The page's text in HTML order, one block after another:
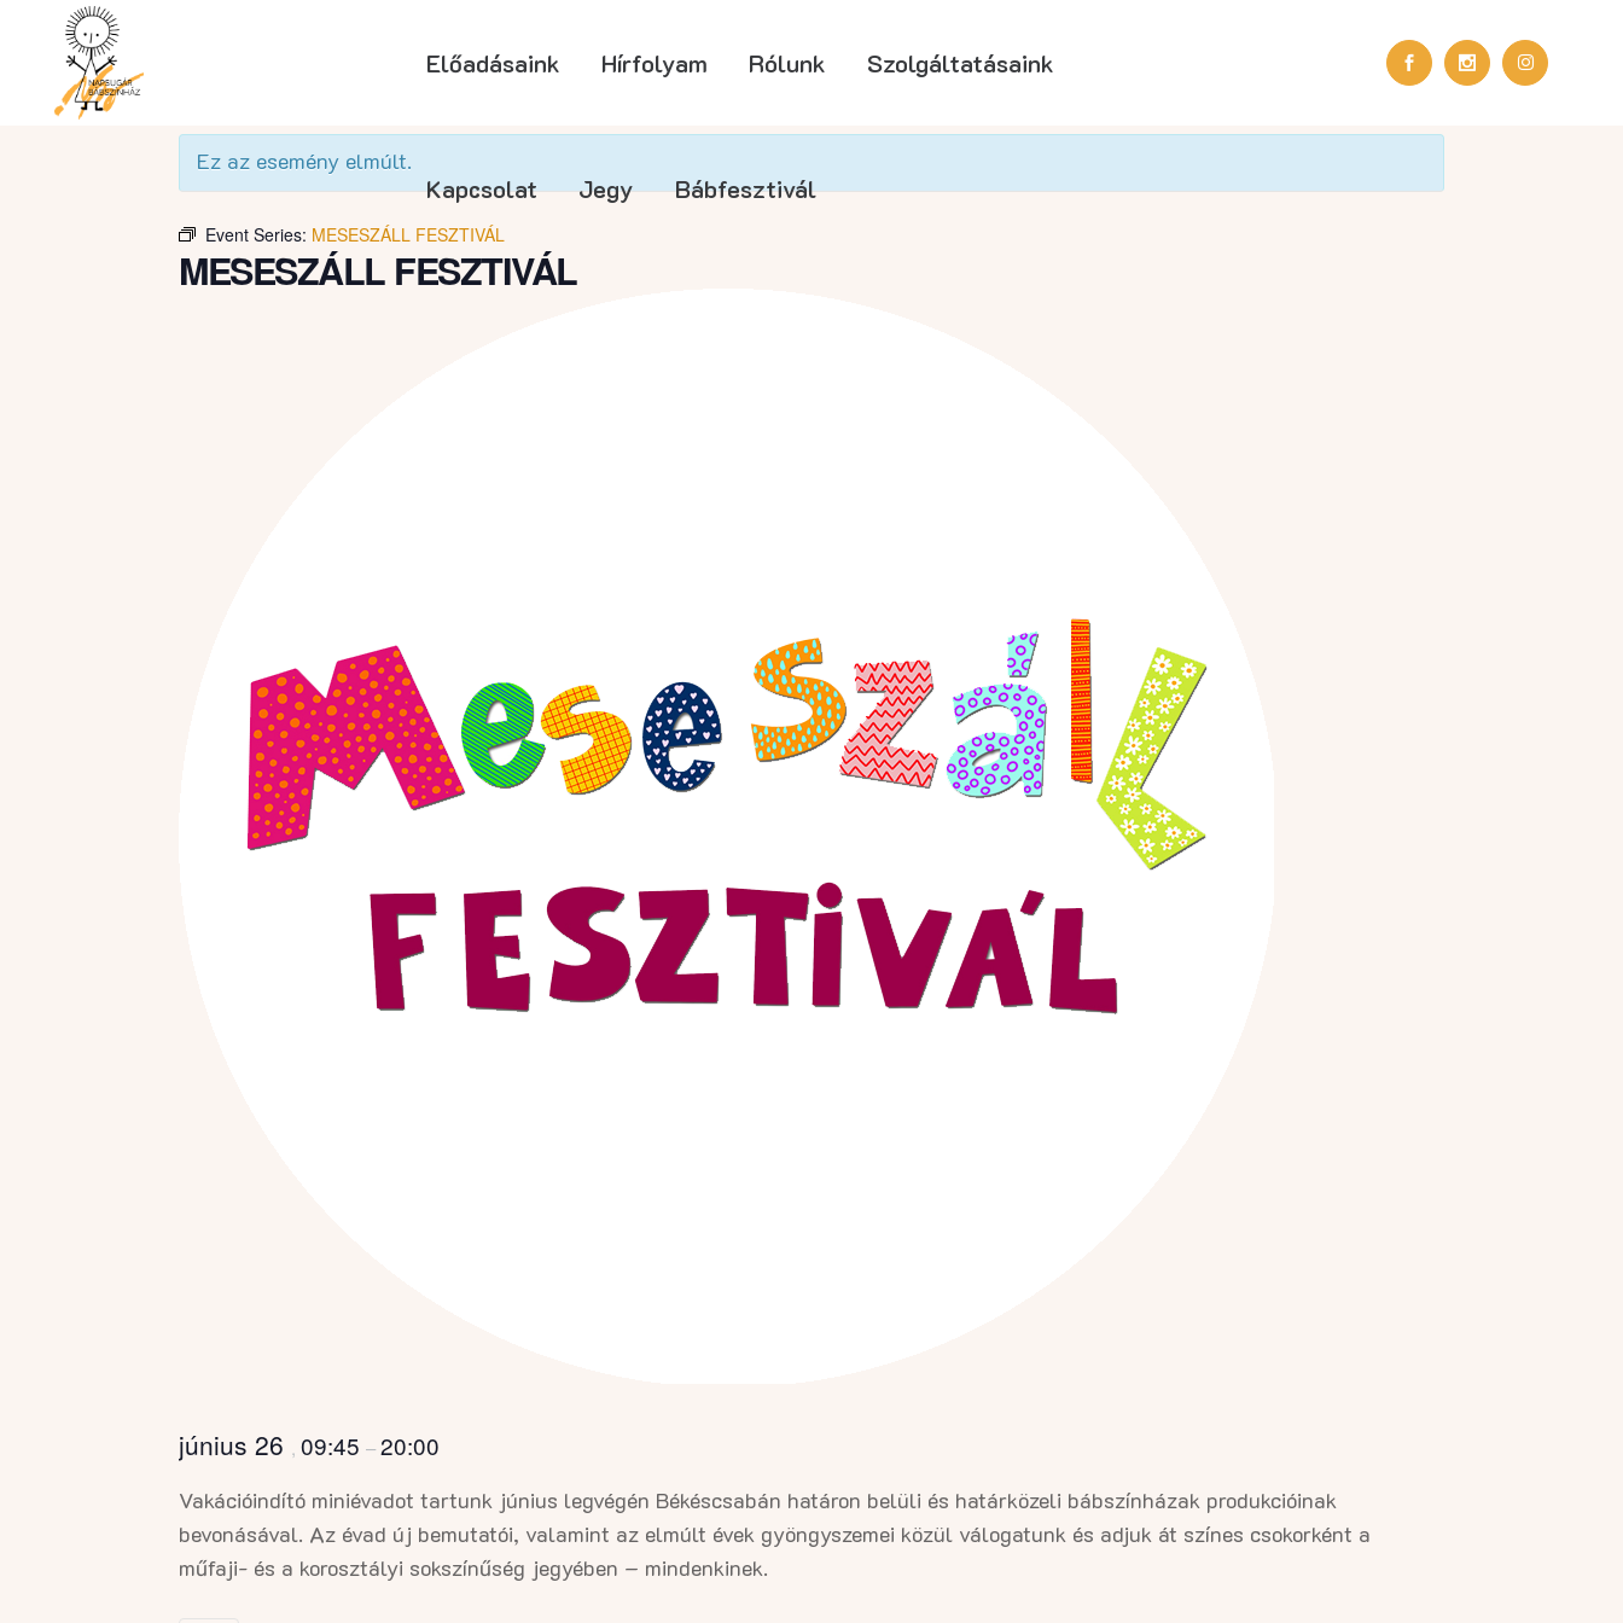
Előadásaink Hírfolyam Rólunk Szolgáltatásaink
Kapcsolat Jegy Bábfesztivál
Ez az esemény elmúlt.
Event Series: MESESZÁLL FESZTIVÁL
MESESZÁLL FESZTIVÁL
június 26 , 09:45 –20:00
Vakációindító miniévadot tartunk június legvégén Békéscsabán határon belüli és határközeli bábszínházak produkcióinak
bevonásával. Az évad új bemutatói, valamint az elmúlt évek gyöngyszemei közül válogatunk és adjuk át színes csokorként a
műfaji- és a korosztályi sokszínűség jegyében – mindenkinek.